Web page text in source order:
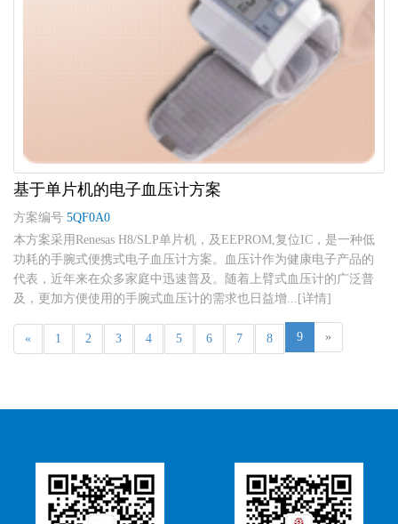
基于单片机的电子血压计方案
方案编号 5QF0A0
本方案采用Renesas H8/SLP单片机，及EEPROM,复位IC，是一种低
功耗的手腕式便携式电子血压计方案。血压计作为健康电子产品的
代表，近年来在众多家庭中迅速普及。随着上臂式血压计的广泛普
及，更加方便使用的手腕式血压计的需求也日益增...[详情]
« 1 2 3 4 5 6 7 8 9 »